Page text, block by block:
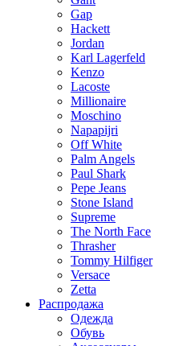
Gap
Hackett
Jordan
Karl Lagerfeld
Kenzo
Lacoste
Millionaire
Moschino
Napapijri
Off White
Palm Angels
Paul Shark
Pepe Jeans
Stone Island
Supreme
The North Face
Thrasher
Tommy Hilfiger
Versace
Zetta
Распродажа
Одежда
Обувь